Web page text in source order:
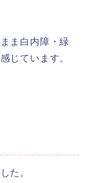
ま白内障・緑
じています。
た。